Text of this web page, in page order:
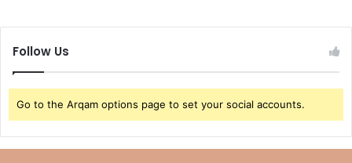
Follow Us
Go to the Arqam options page to set your social accounts.